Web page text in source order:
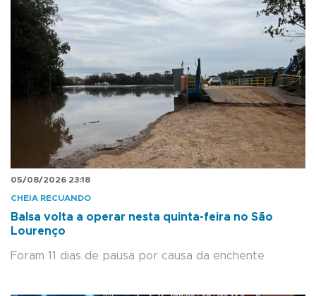
05/08/2026 23:18
CHEIA RECUANDO
Balsa volta a operar nesta quinta-feira no São
Lourenço
Foram 11 dias de pausa por causa da enchente